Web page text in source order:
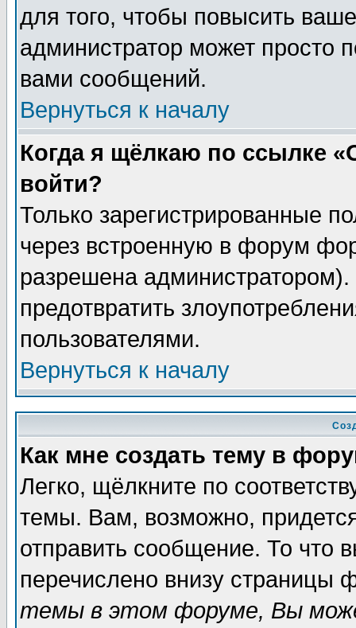
для того, чтобы повысить
администратор может просто
вами сообщений.
Вернуться к началу
Когда я щёлкаю по ссылке
войти?
Только зарегистрированные
через встроенную в форум
разрешена
предотвратить
пользователями.
Вернуться к началу
Как мне создать тему в
Легко, щёлкните по
темы. Вам, возможно,
отправить сообщение. То что
перечислено внизу страницы
темы в этом форуме, Вы